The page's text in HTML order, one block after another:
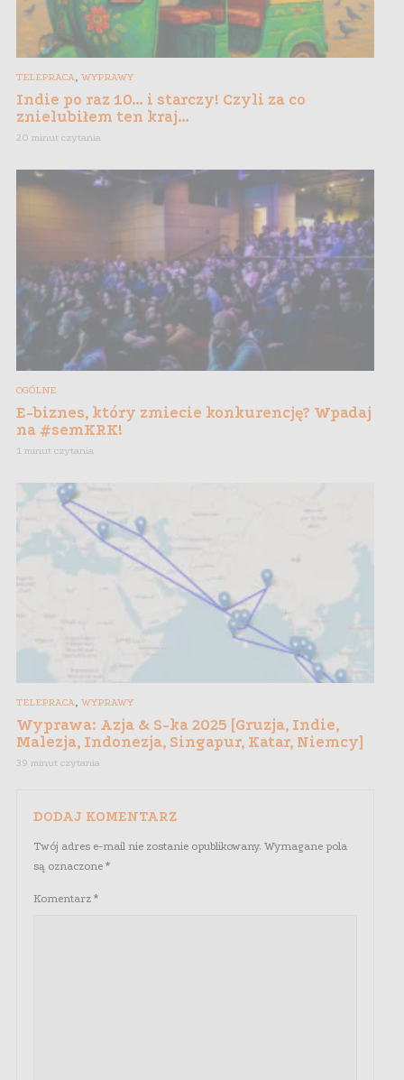
TELEPRACA, WYPRAWY
Indie po raz 10… i starczy! Czyli za co
znielubiłem ten kraj…
20 minut czytania
OGÓLNE
E-biznes, który zmiecie konkurencję? Wpadaj
na #semKRK!
1 minut czytania
TELEPRACA, WYPRAWY
Wyprawa: Azja & S-ka 2025 [Gruzja, Indie,
Malezja, Indonezja, Singapur, Katar, Niemcy]
39 minut czytania
DODAJ KOMENTARZ
Twój adres e-mail nie zostanie opublikowany. Wymagane pola
są oznaczone *
Komentarz *